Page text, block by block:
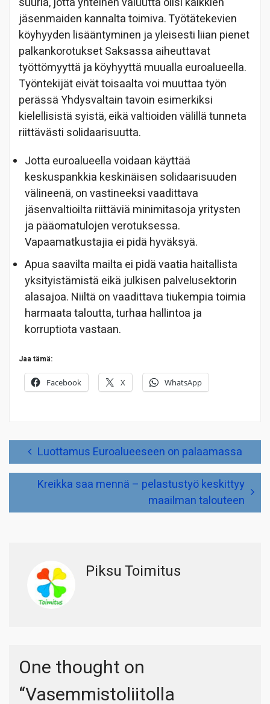
jäsenmaiden kannalta toimiva. Työtätekevien
köyhyyden lisääntyminen ja yleisesti liian pienet
palkankorotukset Saksassa aiheuttavat
työttömyyttä ja köyhyyttä muualla euroalueella.
Työntekijät eivät toisaalta voi muuttaa työn
perässä Yhdysvaltain tavoin esimerkiksi
kielellisistä syistä, eikä valtioiden välillä tunneta
riittävästi solidaarisuutta.
Jotta euroalueella voidaan käyttää
keskuspankkia keskinäisen solidaarisuuden
välineenä, on vastineeksi vaadittava
jäsenvaltioilta riittäviä minimitasoja yritysten
ja pääomatulojen verotuksessa.
Vapaamatkustajia ei pidä hyväksyä.
Apua saavilta mailta ei pidä vaatia haitallista
yksityistämistä eikä julkisen palvelusektorin
alasajoa. Niiltä on vaadittava tiukempia toimia
harmaata taloutta, turhaa hallintoa ja
korruptiota vastaan.
Jaa tämä:
Facebook X WhatsApp
ArtikkelienLuottamus Euroalueeseen on palaamassa
Kreikka saa mennä – pelastustyö keskittyy
maailman talouteen
Piksu Toimitus
One thought on
“Vasemmistoliitolla